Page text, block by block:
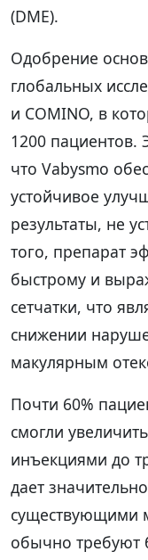
(DME).
Одобрение
глобальных
и COMINO, в
1200 пациентов.
что Vabysmo
устойчивое
результаты, не
того, препарат
быстрому и
сетчатки, что
снижении
макулярным
Почти 60%
смогли
инъекциями до
дает
существующими
обычно требуют